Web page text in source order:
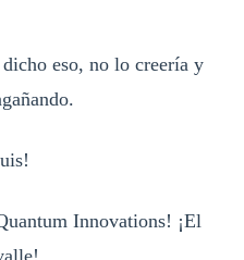
eso, no lo creería y
Innovations! ¡El